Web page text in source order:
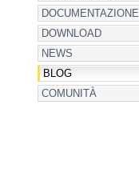
DOCUMENTAZIONE
DOWNLOAD
NEWS
BLOG
COMUNITÀ